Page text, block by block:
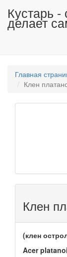
Кустарь -
делает
Главная
Клен
Клен
(клен
Acer